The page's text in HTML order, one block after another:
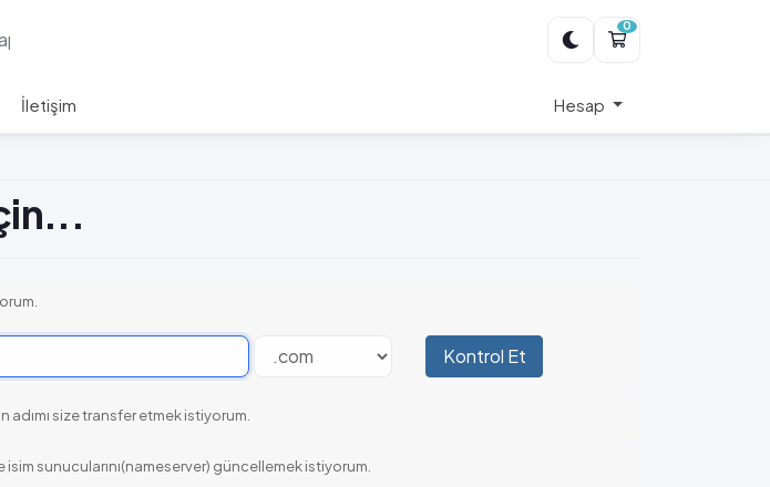
0
Sepet
İletişim Hesap
Kontrol Et
adımı size transfer etmek istiyorum.
isim sunucularını(nameserver) güncellemek istiyorum.